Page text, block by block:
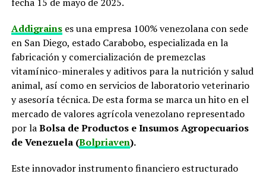
Addigrainses una empresa 100% venezolana con sede
en San Diego, estado Carabobo, especializada en la
fabricación y comercialización de premezclas
vitamínico-minerales y aditivos para la nutrición y salud
animal, así como en servicios de laboratorio veterinario
y asesoría técnica. De esta forma se marca un hito en el
mercado de valores agrícola venezolano representado
por laBolsa de Productos e Insumos Agropecuarios
de Venezuela (Bolpriaven).
Este innovador instrumento financiero estructurado